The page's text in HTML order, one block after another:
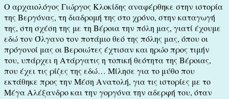
Ο αρχαιολόγος Γιώργος Κλοκίδης αναφέρθηκε στην ιστορία
της Βεργόνας, τη διαδρομή της στο χρόνο, στην καταγωγή
της, στη σχέση της με τη Βέροια την πόλη μας, γιατί έχουμε
εδώ τον Όλγανο τον ποτάμιο θεό της πόλης μας, όπου οι
πρόγονοί μας οι Βεροιώτες έχτισαν και ηρώο προς τιμήν
του, υπάρχει η Ατάργατις η τοπική θεότητα της Βέροιας,
που έχει τις ρίζες της εδώ… Μίλησε για το μύθο που
εκτάθηκε προς την Μέση Ανατολή, για τις ιστορίες με το
Μέγα Αλέξανδρο και την γοργόνα την αδερφή του, όταν